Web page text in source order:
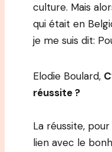
culture. Mais
qui était en
je me suis dit:
Elodie Boulard,
réussite ?
La réussite,
lien avec le